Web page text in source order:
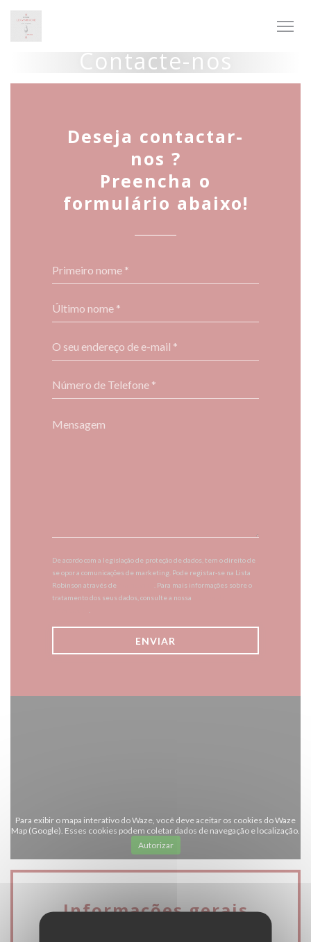
Painel de Gerenciamento de Cookies
Contacte-nos
Deseja contactar-
nos ?
Preencha o
formulário abaixo!
De acordo com a legislação de proteção de dados, tem o direito de
se opor a comunicações de marketing. Pode registar-se na Lista
Robinson através de
. Para mais informações sobre o
tratamento dos seus dados, consulte a nossa
Para exibir o mapa interativo do Waze, você deve aceitar os cookies do Waze
Map (Google). Esses cookies podem coletar dados de navegação e localização.
Autorizar
Informações gerais